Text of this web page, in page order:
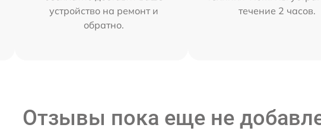
устройство на ремонт и
обратно.
течение 2 часов.
Отзывы пока еще не